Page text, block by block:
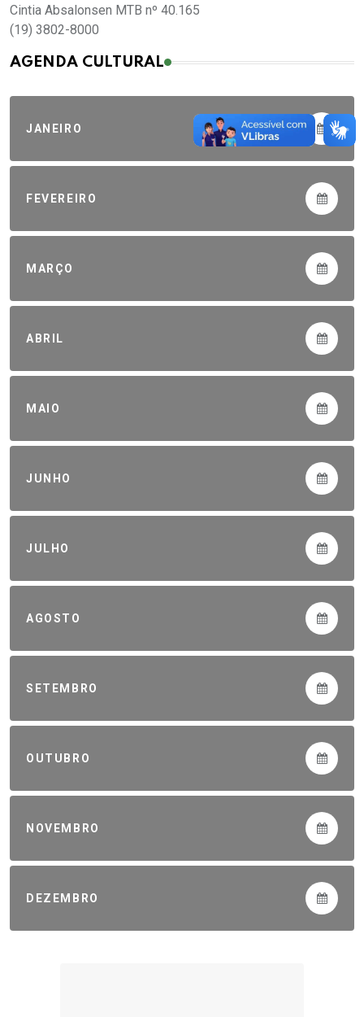
Cintia Absalonsen MTB nº 40.165
(19) 3802-8000
AGENDA CULTURAL
JANEIRO
FEVEREIRO
MARÇO
ABRIL
MAIO
JUNHO
JULHO
AGOSTO
SETEMBRO
OUTUBRO
NOVEMBRO
DEZEMBRO